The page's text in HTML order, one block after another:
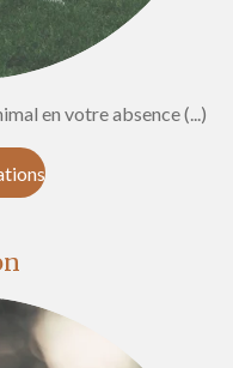
en votre absence (...)